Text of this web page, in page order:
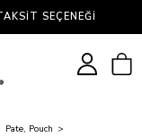
SEÇENEĞI
Pate, Pouch